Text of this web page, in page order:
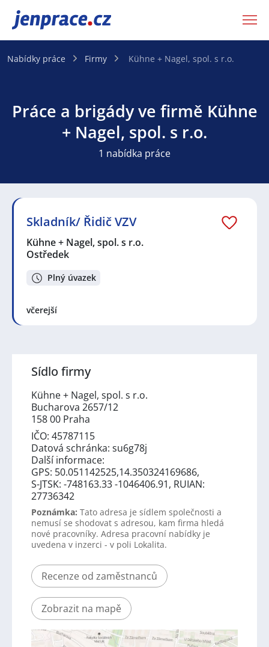
JenPráce.cz
Nabídky práce Firmy Kühne + Nagel, spol. s r.o.
Práce a brigády ve firmě Kühne
+ Nagel, spol. s r.o.
1 nabídka práce
Skladník/ Řidič VZV
Kühne + Nagel, spol. s r.o.
Ostředek
Plný úvazek
včerejší
Sídlo firmy
Kühne + Nagel, spol. s r.o.
Bucharova 2657/12
158 00 Praha
IČO: 45787115
Datová schránka: su6g78j
Další informace:
GPS: 50.051142525,14.350324169686,
S-JTSK: -748163.33 -1046406.91, RUIAN:
27736342
Poznámka: Tato adresa je sídlem společnosti a
nemusí se shodovat s adresou, kam firma hledá
nové pracovníky. Adresa pracovní nabídky je
uvedena v inzerci - v poli Lokalita.
Recenze od zaměstnanců
Zobrazit na mapě